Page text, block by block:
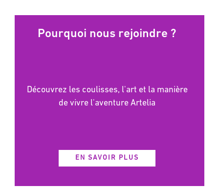
Pourquoi nous rejoindre ?
Découvrez les coulisses, l'art et la manière
de vivre l'aventure Artelia
EN SAVOIR PLUS